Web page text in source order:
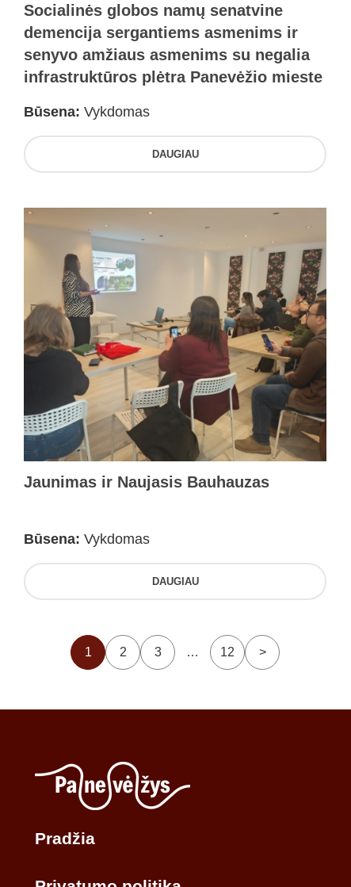
Socialinės globos namų senatvine
demencija sergantiems asmenims ir
senyvo amžiaus asmenims su negalia
infrastruktūros plėtra Panevėžio mieste
Būsena: Vykdomas
DAUGIAU
Jaunimas ir Naujasis Bauhauzas
Būsena: Vykdomas
DAUGIAU
1 2 3 … 12 >
Pradžia